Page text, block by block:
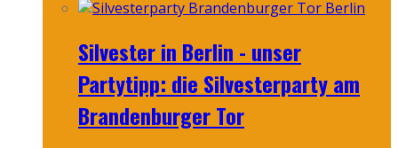
Silvester in Berlin - unser
Partytipp: die Silvesterparty am
Brandenburger Tor